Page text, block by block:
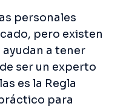
personales
pero existen
a tener
ser un experto
es la Regla
para